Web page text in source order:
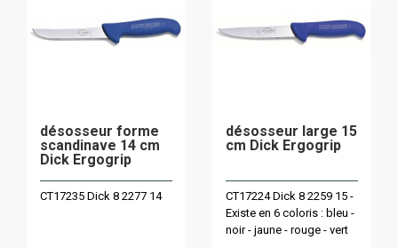
désosseur forme
scandinave 14 cm
Dick Ergogrip
CT17235 Dick 8 2277 14
désosseur large 15
cm Dick Ergogrip
CT17224 Dick 8 2259 15 -
Existe en 6 coloris : bleu -
noir - jaune - rouge - vert